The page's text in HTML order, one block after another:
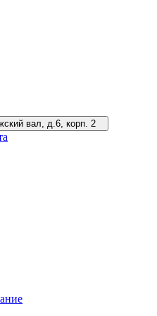
вал, д.6, корп. 2